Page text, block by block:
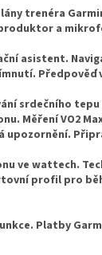
trenéra
a
asistent.
Předpověď
srdečního
Měření VO2
upozornění.
ve wattech.
profil pro
Platby